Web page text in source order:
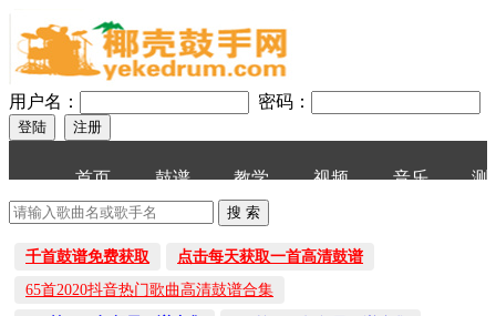
用户名： 密码：
首页 鼓谱 教学 视频 音乐 测
千首鼓谱免费获取
点击每天获取一首高清鼓谱
65首2020抖音热门歌曲高清鼓谱合集